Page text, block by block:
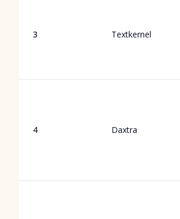
3 Textkernel
4 Daxtra